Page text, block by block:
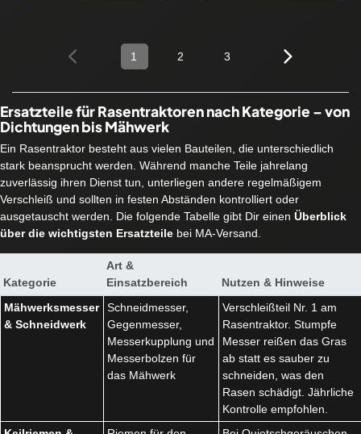
1 2 3
Ersatzteile für Rasentraktoren nach Kategorie – von
Dichtungen bis Mähwerk
Ein Rasentraktor besteht aus vielen Bauteilen, die unterschiedlich
stark beansprucht werden. Während manche Teile jahrelang
zuverlässig ihren Dienst tun, unterliegen andere regelmäßigem
Verschleiß und sollten in festen Abständen kontrolliert oder
ausgetauscht werden. Die folgende Tabelle gibt Dir einen Überblick
über die wichtigsten Ersatzteile bei MA-Versand.
Kategorie
Art &
Einsatzbereich
Nutzen & Hinweise
Mähwerksmesser
& Schneidwerk
Schneidmesser,
Gegenmesser,
Messerkupplung und
Messerbolzen für
das Mähwerk
Verschleißteil Nr. 1 am
Rasentraktor. Stumpfe
Messer reißen das Gras
ab statt es sauber zu
schneiden, was den
Rasen schädigt. Jährliche
Kontrolle empfohlen.